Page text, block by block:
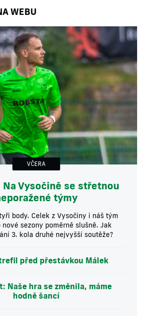
WEBU
VČERA
Na Vysočině se střetnou
týmy
body. Celek z Vysočiny i náš tým
sezony poměrně slušně. Jak
3. kola druhé nejvyšší soutěže?
před přestávkou Málek
Naše hra se změnila, máme
hodně šancí